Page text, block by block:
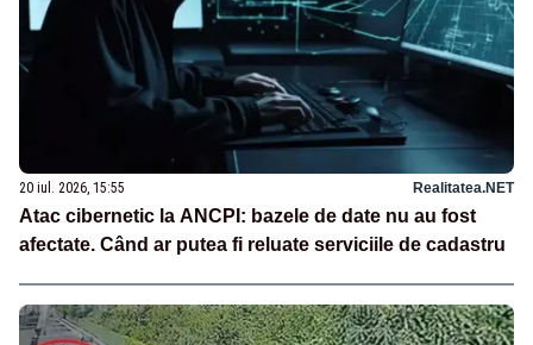
20 iul. 2026, 15:55 Realitatea.NET
Atac cibernetic la ANCPI: bazele de date nu au fost
afectate. Când ar putea fi reluate serviciile de cadastru